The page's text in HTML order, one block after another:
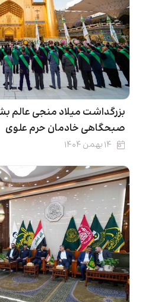
بزرگداشت میلاد منجی عالم
صبحگاهی خادمان حرم علوی
۱۴ بهمن ۱۴۰۴